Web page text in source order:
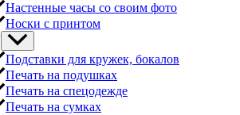
Настенные часы со своим фото
Носки с принтом
Подставки для кружек, бокалов
Печать на подушках
Печать на спецодежде
Печать на сумках